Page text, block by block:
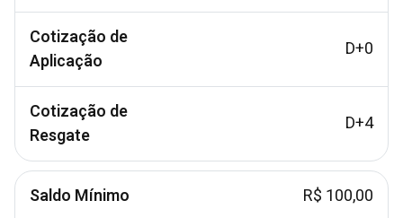
Cotização de
Aplicação
D+0
Cotização de
Resgate
D+4
Saldo Mínimo R$ 100,00